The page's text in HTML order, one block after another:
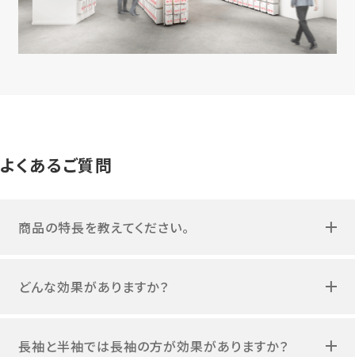
よくあるご質問
商品の特長を教えてください。
どんな効果がありますか？
長袖と半袖では長袖の方が効果がありますか？